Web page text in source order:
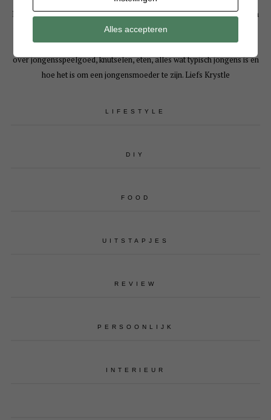
Hallo! Leuk dat je een kijkje komt nemen op mijn persoonlijke blog. Mijn
naam is Krystle en ben moeder van 3 drukke en eigenwijze jongens. Op
Batboy deel ik bijna dagelijks artikelen over gezellige dagjes uit, tips
over jongensspeelgoed, knutselen, eten, alles wat typisch jongens is en
hoe het is om een jongensmoeder te zijn. Liefs Krystle
LIFESTYLE
DIY
FOOD
UITSTAPJES
REVIEW
PERSOONLIJK
INTERIEUR
Alles accepteren